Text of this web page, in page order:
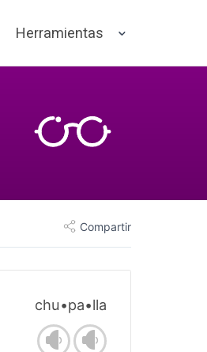
Herramientas
Compartir
chu•pa•lla